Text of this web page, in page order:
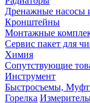
Дренажные насосы
Кронштейны
Монтажные
Сервис пакет для
Химия
Сопутствующие
Инструмент
Быстросъемы,
Горелка